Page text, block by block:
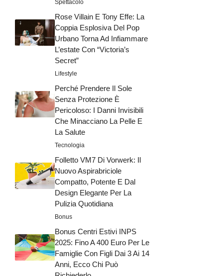
Spettacolo
Rose Villain E Tony Effe: La
Coppia Esplosiva Del Pop
Urbano Torna Ad Infiammare
L’estate Con “Victoria’s
Secret”
Lifestyle
Perché Prendere Il Sole
Senza Protezione È
Pericoloso: I Danni Invisibili
Che Minacciano La Pelle E
La Salute
Tecnologia
Folletto VM7 Di Vorwerk: Il
Nuovo Aspirabriciole
Compatto, Potente E Dal
Design Elegante Per La
Pulizia Quotidiana
Bonus
Bonus Centri Estivi INPS
2025: Fino A 400 Euro Per Le
Famiglie Con Figli Dai 3 Ai 14
Anni, Ecco Chi Può